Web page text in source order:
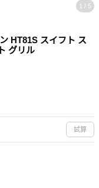
1 / 5
HT81S スイフト ス
グリル
試算